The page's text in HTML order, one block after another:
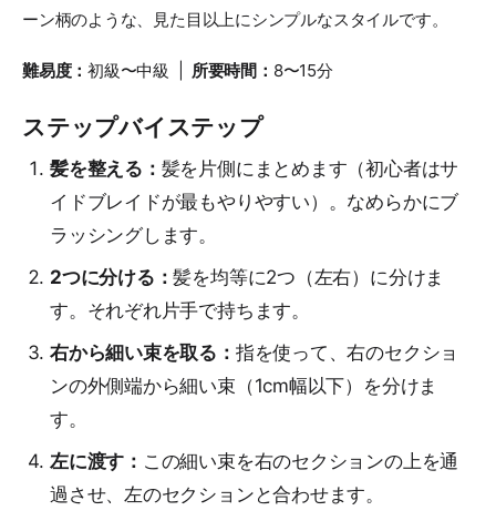
ーン柄のような、見た目以上にシンプルなスタイルです。
難易度：初級〜中級 | 所要時間： 8〜15分
ステップバイステップ
髪を整える： 髪を片側にまとめます（初心者はサ
イドブレイドが最もやりやすい）。なめらかにブ
ラッシングします。
2つに分ける：髪を均等に2つ（左右）に分けま
す。それぞれ片手で持ちます。
右から細い束を取る： 指を使って、右のセクショ
ンの外側端から細い束（1cm幅以下）を分けま
す。
左に渡す： この細い束を右のセクションの上を通
過させ、左のセクションと合わせます。